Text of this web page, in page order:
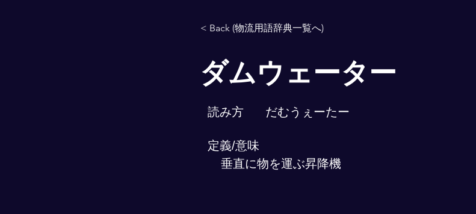
< Back (物流用語辞典一覧へ)
ダムウェーター
読み方 だむうぇーたー
定義/意味
垂直に物を運ぶ昇降機